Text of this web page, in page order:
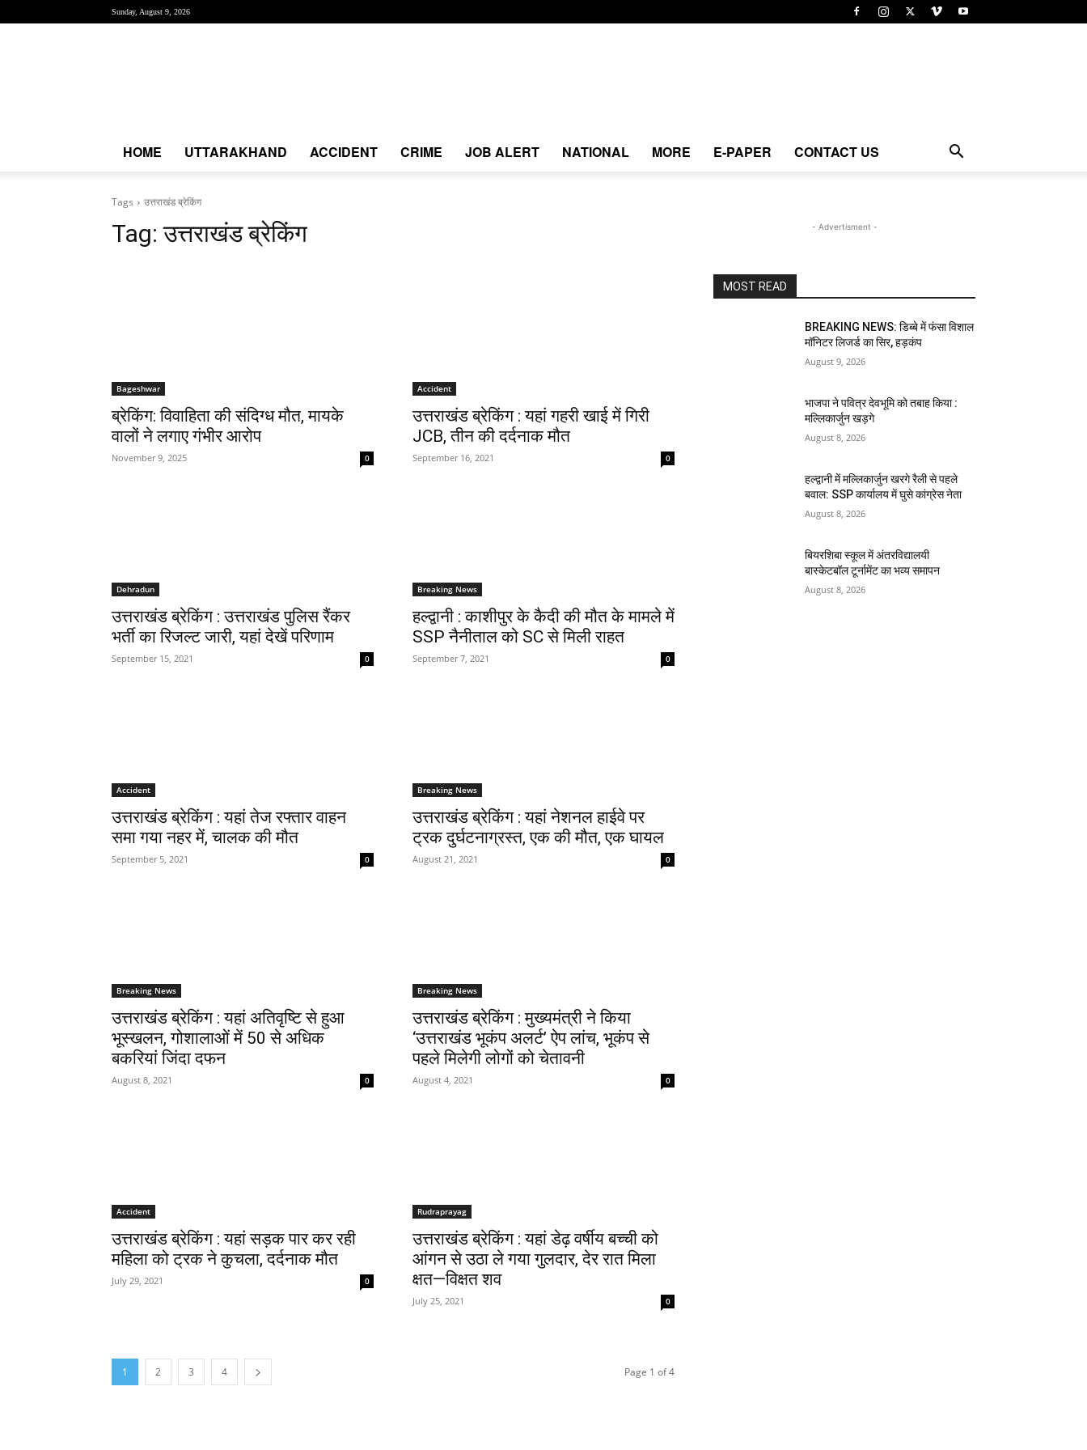
Sunday, August 9, 2026
HOME UTTARAKHAND ACCIDENT CRIME JOB ALERT NATIONAL MORE E-PAPER CONTACT US
Tags उत्तराखंड ब्रेकिंग
Tag:उत्तराखंड ब्रेकिंग
Bageshwar
ब्रेकिंग: विवाहिता की संदिग्ध मौत, मायके
वालों ने लगाए गंभीर आरोप
November 9, 2025 0
Accident
उत्तराखंड ब्रेकिंग : यहां गहरी खाई में गिरी
JCB, तीन की दर्दनाक मौत
September 16, 2021 0
Dehradun
उत्तराखंड ब्रेकिंग : उत्तराखंड पुलिस रैंकर
भर्ती का रिजल्ट जारी, यहां देखें परिणाम
September 15, 2021 0
Breaking News
हल्द्वानी : काशीपुर के कैदी की मौत के मामले में
SSP नैनीताल को SC से मिली राहत
September 7, 2021 0
Accident
उत्तराखंड ब्रेकिंग : यहां तेज रफ्तार वाहन
समा गया नहर में, चालक की मौत
September 5, 2021 0
Breaking News
उत्तराखंड ब्रेकिंग : यहां नेशनल हाईवे पर
ट्रक दुर्घटनाग्रस्त, एक की मौत, एक घायल
August 21, 2021 0
Breaking News
उत्तराखंड ब्रेकिंग : यहां अतिवृष्टि से हुआ
भूस्खलन, गोशालाओं में 50 से अधिक
बकरियां जिंदा दफन
August 8, 2021 0
Breaking News
उत्तराखंड ब्रेकिंग : मुख्यमंत्री ने किया
‘उत्तराखंड भूकंप अलर्ट’ ऐप लांच, भूकंप से
पहले मिलेगी लोगों को चेतावनी
August 4, 2021 0
Accident
उत्तराखंड ब्रेकिंग : यहां सड़क पार कर रही
महिला को ट्रक ने कुचला, दर्दनाक मौत
July 29, 2021 0
Rudraprayag
उत्तराखंड ब्रेकिंग : यहां डेढ़ वर्षीय बच्ची को
आंगन से उठा ले गया गुलदार, देर रात मिला
क्षत—विक्षत शव
July 25, 2021 0
1 2 3 4 Page 1 of 4
- Advertisment -
MOST READ
BREAKING NEWS: डिब्बे में फंसा विशाल
मॉनिटर लिजर्ड का सिर, हड़कंप
August 9, 2026
भाजपा ने पवित्र देवभूमि को तबाह किया :
मल्लिकार्जुन खड़गे
August 8, 2026
हल्द्वानी में मल्लिकार्जुन खरगे रैली से पहले
बवाल: SSP कार्यालय में घुसे कांग्रेस नेता
August 8, 2026
बियरशिबा स्कूल में अंतरविद्यालयी
बास्केटबॉल टूर्नामेंट का भव्य समापन
August 8, 2026